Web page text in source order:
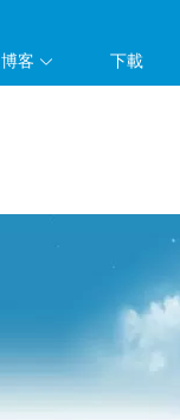
博客 下載